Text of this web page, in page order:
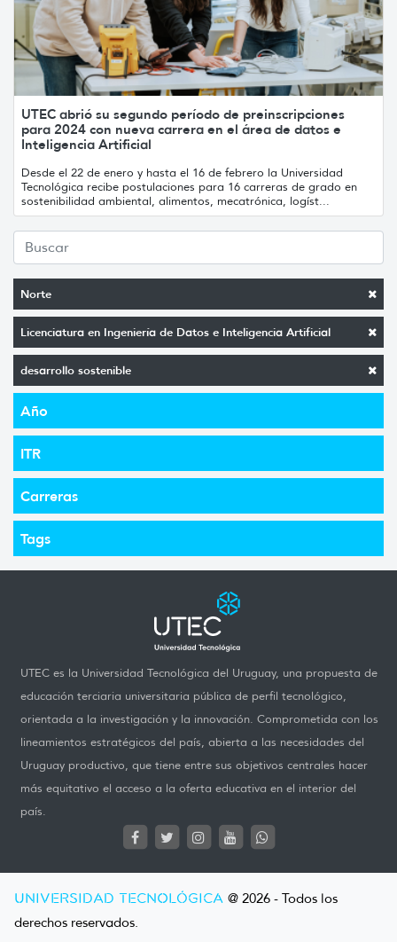
Norte
Licenciatura en Ingeniería de Datos e Inteligencia Artificial
desarrollo sostenible
Año
ITR
Carreras
Tags
UTEC abrió su segundo período de preinscripciones
para 2024 con nueva carrera en el área de datos e
Inteligencia Artificial
Desde el 22 de enero y hasta el 16 de febrero la Universidad
Tecnológica recibe postulaciones para 16 carreras de grado en
sostenibilidad ambiental, alimentos, mecatrónica, logíst...
UTEC es la Universidad Tecnológica del Uruguay, una propuesta de
educación terciaria universitaria pública de perfil tecnológico,
orientada a la investigación y la innovación. Comprometida con los
lineamientos estratégicos del país, abierta a las necesidades del
Uruguay productivo, que tiene entre sus objetivos centrales hacer
más equitativo el acceso a la oferta educativa en el interior del
país.
UNIVERSIDAD TECNOLÓGICA @ 2026 - Todos los
derechos reservados.